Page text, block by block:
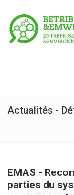
Actualités -
EMAS -
parties du